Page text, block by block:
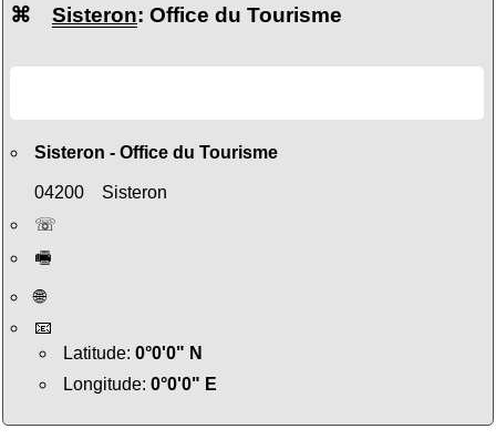
⌘ Sisteron: Office du Tourisme
Sisteron - Office du Tourisme
04200 Sisteron
☏
🖷
🌐
📧
Latitude: 0°0'0" N
Longitude: 0°0'0" E